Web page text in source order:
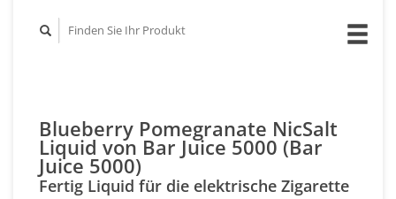
Blueberry Pomegranate NicSalt
Liquid von Bar Juice 5000 (Bar
Juice 5000)
Fertig Liquid für die elektrische Zigarette